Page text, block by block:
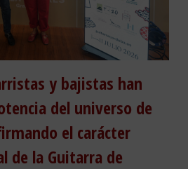
y bajistas han
del universo de
el carácter
de la Guitarra de